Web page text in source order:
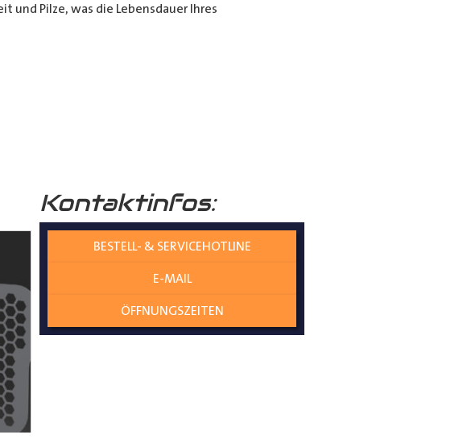
und Pilze, was die Lebensdauer Ihres
was nicht nur die Umwelt schützt,
die einzelnen Holzplatten perfekt
werden. Dies gewährleistet eine
und keine Übergangskanten entstehen
konturgenau und mit kaum Spiel zwischen
Kontaktinfos:
BESTELL- & SERVICEHOTLINE
E-MAIL
ÖFFNUNGSZEITEN